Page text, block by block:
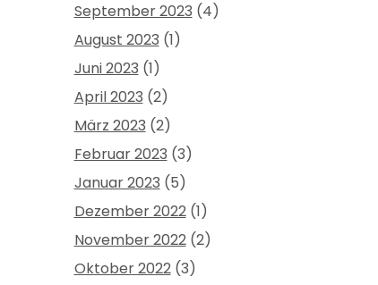
September 2023 (4)
August 2023 (1)
Juni 2023 (1)
April 2023 (2)
März 2023 (2)
Februar 2023 (3)
Januar 2023 (5)
Dezember 2022(1)
November 2022(2)
Oktober 2022(3)